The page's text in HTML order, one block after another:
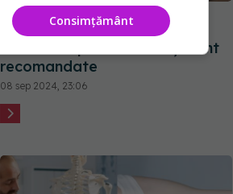
Fibromialgia: cum gestionăm
durerea cronică prin terapie
fizică. Ce tipuri de exerciții sunt
recomandate
08 sep 2024, 23:06
Consimțământ